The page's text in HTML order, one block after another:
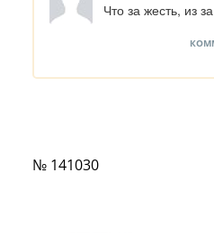
Что за жесть, из
№ 141030